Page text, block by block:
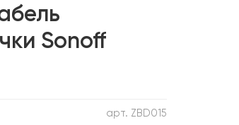
арт. ZBD015
Sonoff